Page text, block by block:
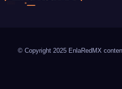
© Copyright 2025 EnlaRedMX